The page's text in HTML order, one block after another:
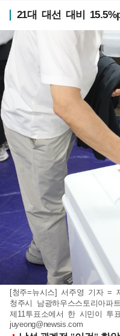
21대 대선 대비
[청주=뉴시스] 서주영 기자 =
청주시 남광하우스스토리아파
제11투표소에서 한 시민이 투
juyeong@newsis.com